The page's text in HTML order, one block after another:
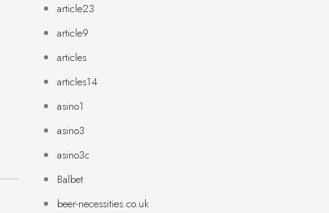
article23
article9
articles
articles14
asino1
asino3
asino3c
Balbet
beer-necessities.co.uk